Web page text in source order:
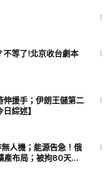
不等了!北京收台劇本
伸援手；伊朗王儲第二
綜述】
人機；能源告急！俄
產布局；被拘80天！
直擊】2026.08.08